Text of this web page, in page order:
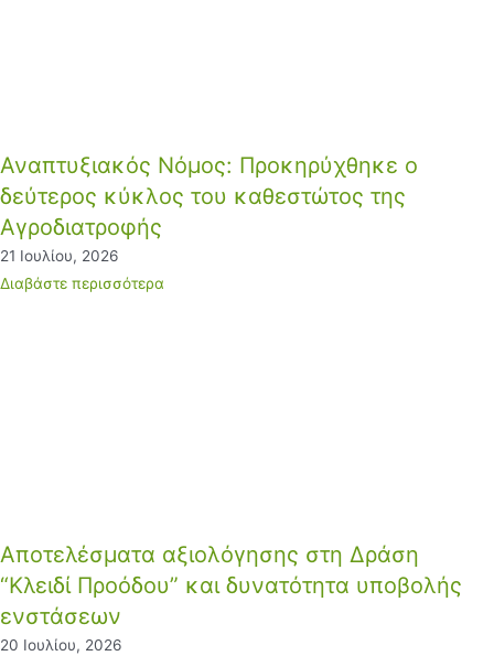
Αναπτυξιακός Νόμος: Προκηρύχθηκε ο
δεύτερος κύκλος του καθεστώτος της
Αγροδιατροφής
21 Ιουλίου, 2026
Διαβάστε περισσότερα
Αποτελέσματα αξιολόγησης στη Δράση
“Κλειδί Προόδου” και δυνατότητα υποβολής
ενστάσεων
20 Ιουλίου, 2026